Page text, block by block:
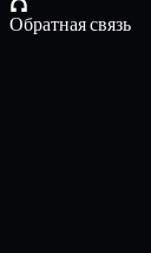
Обратная связь